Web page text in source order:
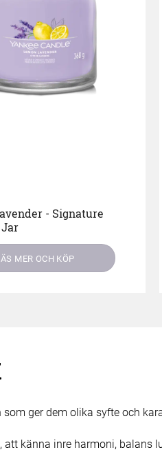
- Signature
MER OCH KÖP
ger dem olika syfte och
känna inre harmoni, balans